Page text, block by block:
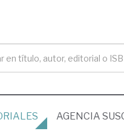
AGENCIA